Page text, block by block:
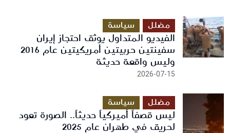
مضلل سياسة
الفيديو المتداول يوثق احتجاز إيران
سفينتين حربيتين أمريكيتين عام 2016
وليس واقعة حديثة
2026-07-15
مضلل سياسة
ليس قصفاً أميركياً حديثاً.. الصورة تعود
لحريق في طهران عام 2025